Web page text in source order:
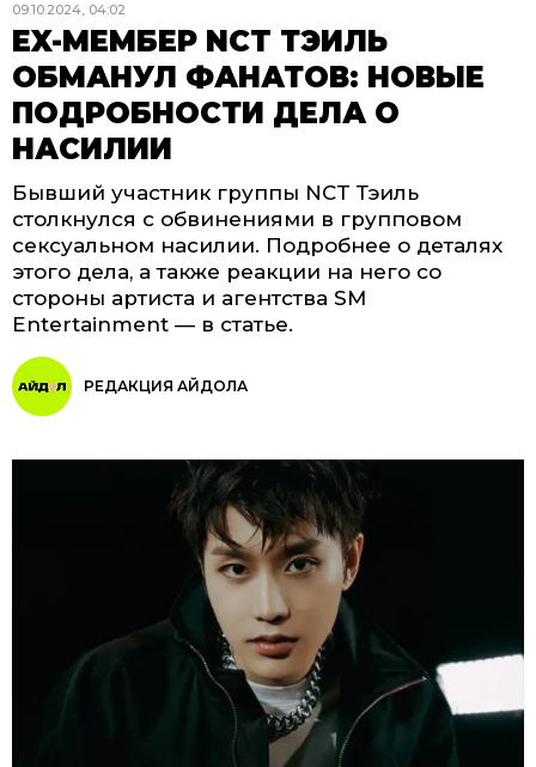
09.10.2024, 04:02
EX-МЕМБЕР NCT ТЭИЛЬ
ОБМАНУЛ ФАНАТОВ: НОВЫЕ
ПОДРОБНОСТИ ДЕЛА О
НАСИЛИИ
Бывший участник группы NCT Тэиль
столкнулся с обвинениями в групповом
сексуальном насилии. Подробнее о деталях
этого дела, а также реакции на него со
стороны артиста и агентства SM
Entertainment — в статье.
РЕДАКЦИЯ АЙДОЛА